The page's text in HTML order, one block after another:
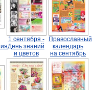
1 сентября -
День знаний
и цветов
Православный
календарь
на сентябрь